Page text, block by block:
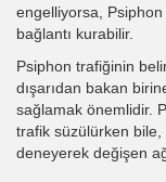
engelliyorsa,
bağlantı kurabilir.
Psiphon trafiğinin
dışarıdan bakan
sağlamak önemlidir.
trafik süzülürken
deneyerek değişen